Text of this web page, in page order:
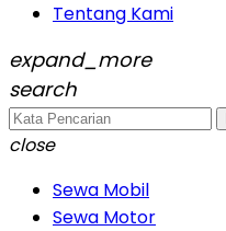
Tentang Kami
expand_more
search
close
Sewa Mobil
Sewa Motor